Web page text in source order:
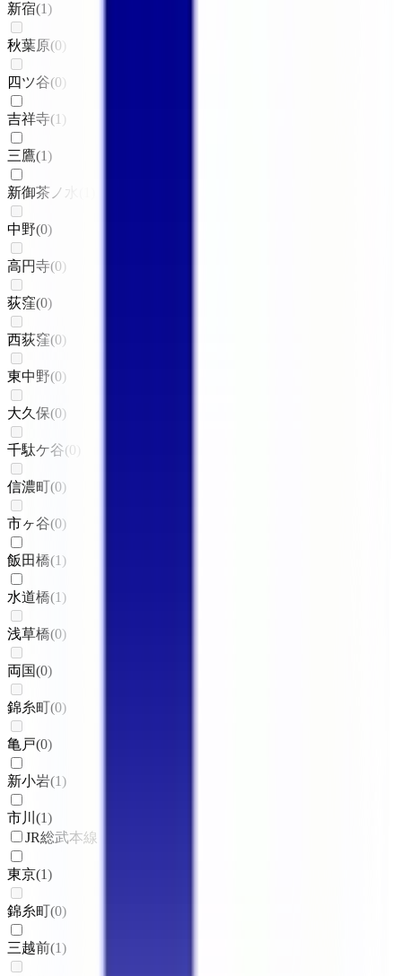
新宿(1)
秋葉原(0 )
四ツ谷(0 )
吉祥寺(1 )
三鷹(1)
新御茶ノ水
中野(0)
高円寺(0)
荻窪(0)
西荻窪(0)
東中野(0)
大久保(0)
千駄ケ谷(0
信濃町(0)
市ヶ谷(0)
飯田橋(1 )
水道橋(1 )
浅草橋(0)
両国(0)
錦糸町(0)
亀戸(0)
新小岩(1)
市川 (1)
JR総武本線
東京(1)
錦糸町(0)
三越前(1)